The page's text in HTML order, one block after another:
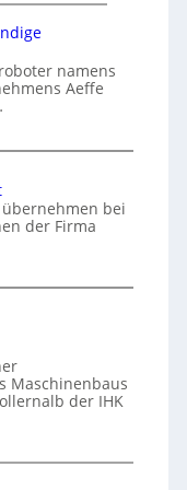
namens
Aeffe
bei
der Firma
Maschinenbaus
der IHK